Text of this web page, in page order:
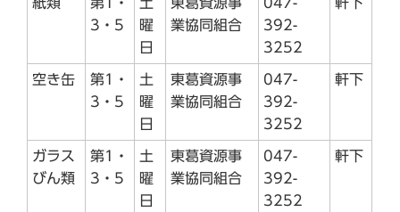
3・5
曜
日
業協同組合
392-
3252
空き缶
第1・
3・5
土
曜
日
東葛資源事
業協同組合
047-
392-
3252
軒下
ガラス
びん類
第1・
3・5
土
曜
日
東葛資源事
業協同組合
047-
392-
3252
軒下